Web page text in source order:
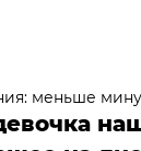
меньше